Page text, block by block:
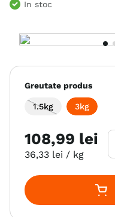
7.
.
10. recompense caini
In stoc
Greutate produs
1.5kg 3kg
108,99 lei
36,33 lei / kg